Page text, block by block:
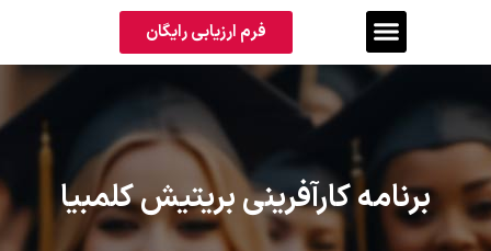
فرم ارزیابی رایگان
برنامه کارآفرینی بریتیش کلمبیا